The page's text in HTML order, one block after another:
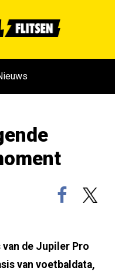
de Jupiler Pro
van voetbaldata,